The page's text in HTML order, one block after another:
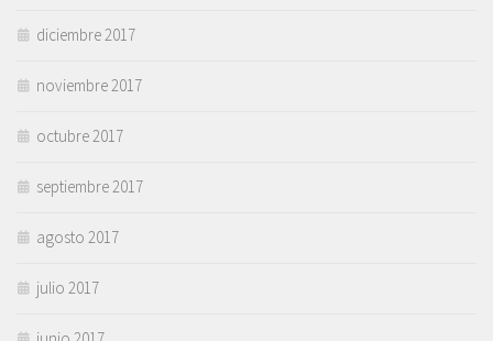
diciembre 2017
noviembre 2017
octubre 2017
septiembre 2017
agosto 2017
julio 2017